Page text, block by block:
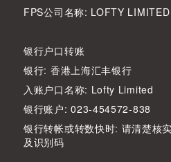
FPS公司名称: LOFTY LIMITED
银行户口转账
银行: 香港上海汇丰银行
入账户口名称: Lofty Limited
银行账户: 023-454572-838
银行转帐或转数快时: 请清楚核
及识别码